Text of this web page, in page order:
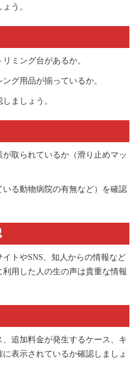
う。
ミング台があるか。
グ用品が揃っているか。
ましょう。
が取られているか（滑り止めマッ
る動物病院の有無など）を確認
トやSNS、知人からの情報など
用した人の生の声は貴重な情報
追加料金が発生するケース、キ
表示されているか確認しましょ